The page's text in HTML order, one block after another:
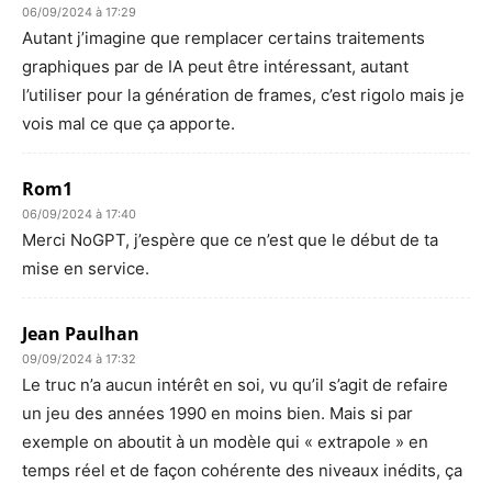
06/09/2024 à 17:29
Autant j’imagine que remplacer certains traitements
graphiques par de IA peut être intéressant, autant
l’utiliser pour la génération de frames, c’est rigolo mais je
vois mal ce que ça apporte.
Rom1
06/09/2024 à 17:40
Merci NoGPT, j’espère que ce n’est que le début de ta
mise en service.
Jean Paulhan
09/09/2024 à 17:32
Le truc n’a aucun intérêt en soi, vu qu’il s’agit de refaire
un jeu des années 1990 en moins bien. Mais si par
exemple on aboutit à un modèle qui « extrapole » en
temps réel et de façon cohérente des niveaux inédits, ça